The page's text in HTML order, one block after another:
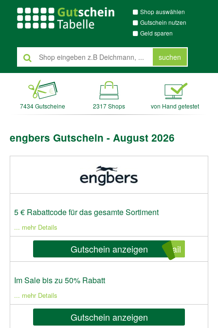
Shop auswählen
Gutschein nutzen
Geld sparen
suchen
7434 Gutscheine 2317 Shops von Hand getestet
engbers Gutschein - August 2026
5 € Rabattcode für das gesamte Sortiment
... mehr Details
Gutschein anzeigen ail
Im Sale bis zu 50% Rabatt
... mehr Details
Gutschein anzeigen